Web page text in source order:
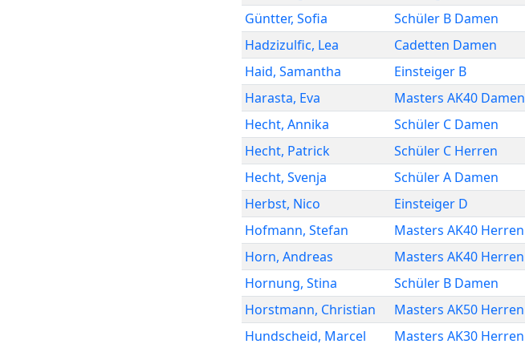
Güntter, Sofia Schüler B Damen
Hadzizulfic, Lea Cadetten Damen
Haid, Samantha Einsteiger B
Harasta, Eva Masters AK40 Damen
Hecht, Annika Schüler C Damen
Hecht, Patrick Schüler C Herren
Hecht, Svenja Schüler A Damen
Herbst, Nico Einsteiger D
Hofmann, Stefan Masters AK40 Herren
Horn, Andreas Masters AK40 Herren
Hornung, Stina Schüler B Damen
Horstmann, Christian Masters AK50 Herren
Hundscheid, Marcel Masters AK30 Herren